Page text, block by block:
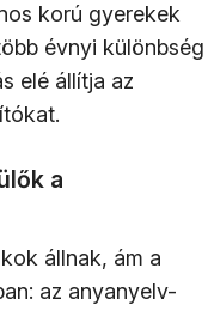
korú gyerekek
évnyi különbség
elé állítja az
a
állnak, ám a
az anyanyelv-